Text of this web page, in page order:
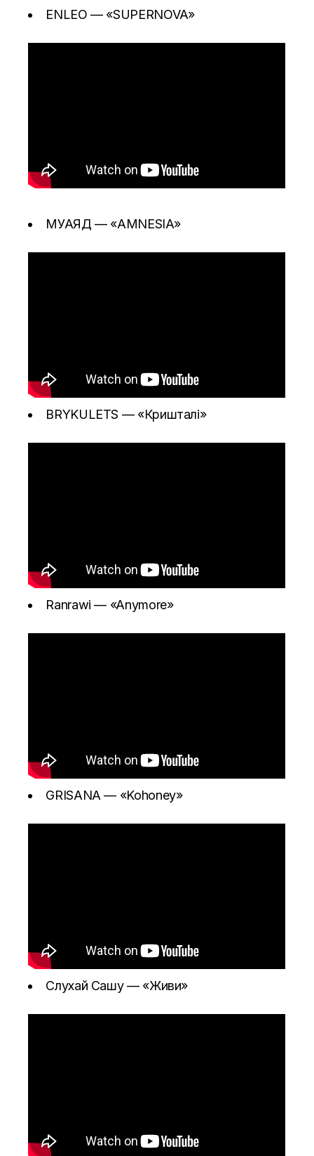
ENLEO — «SUPERNOVA»
МУАЯД — «AMNESIA»
BRYKULETS — «Кришталі»
Ranrawi — «Anymore»
GRISANA — «Kohoney»
Слухай Сашу — «Живи»